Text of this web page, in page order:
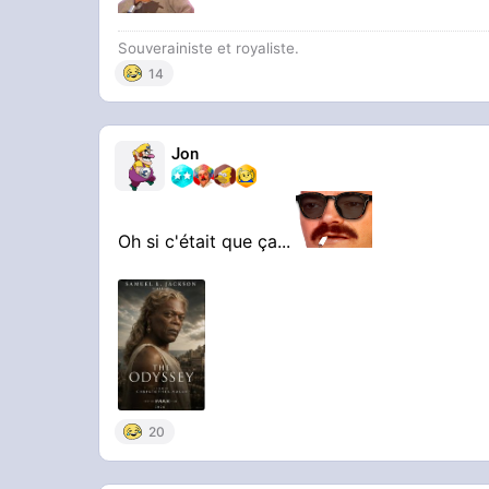
Souverainiste et royaliste.
14
Jon
Oh si c'était que ça...
20